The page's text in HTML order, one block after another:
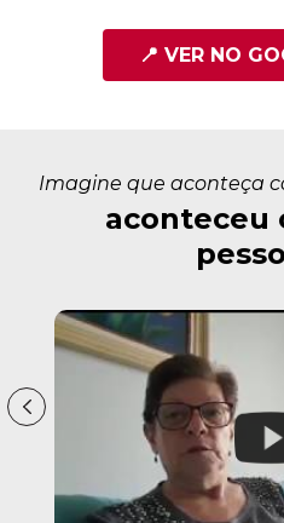
📍 VER NO
Imagine que aconteça
aconteceu